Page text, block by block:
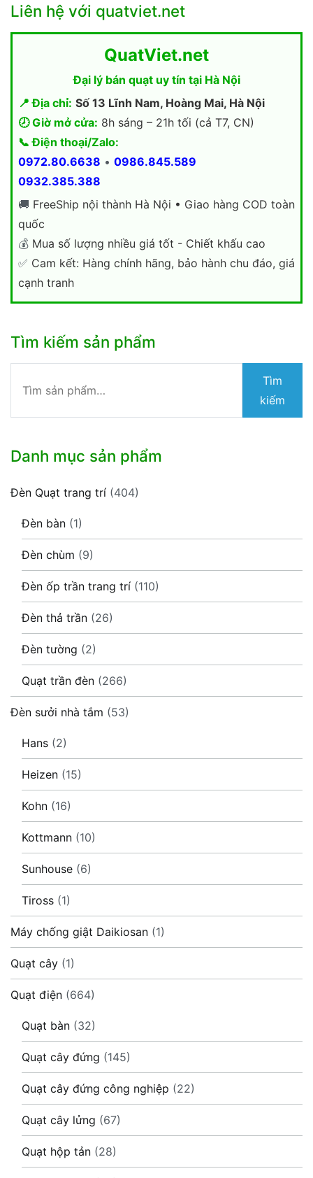
Liên hệ với quatviet.net
QuatViet.net
Đại lý bán quạt uy tín tại Hà Nội
📍 Địa chỉ: Số 13 Lĩnh Nam, Hoàng Mai, Hà Nội
🕗 Giờ mở cửa: 8h sáng – 21h tối (cả T7, CN)
📞 Điện thoại/Zalo:
0972.80.6638 • 0986.845.589
0932.385.388
🚚 FreeShip nội thành Hà Nội • Giao hàng COD toàn
quốc
💰 Mua số lượng nhiều giá tốt - Chiết khấu cao
✅ Cam kết: Hàng chính hãng, bảo hành chu đáo, giá
cạnh tranh
Tìm kiếm sản phẩm
kiếm:
Tìm
kiếm
Danh mục sản phẩm
Đèn Quạt trang trí (404)
Đèn bàn (1)
Đèn chùm (9)
Đèn ốp trần trang trí (110)
Đèn thả trần (26)
Đèn tường (2)
Quạt trần đèn (266)
Đèn sưởi nhà tắm (53)
Hans (2)
Heizen (15)
Kohn (16)
Kottmann (10)
Sunhouse (6)
Tiross (1)
Máy chống giật Daikiosan (1)
Quạt cây (1)
Quạt điện (664)
Quạt bàn (32)
Quạt cây đứng (145)
Quạt cây đứng công nghiệp (22)
Quạt cây lửng (67)
Quạt hộp tản (28)